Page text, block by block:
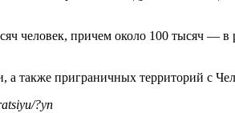
человек, причем около 100 тысяч —
а также приграничных территорий с
?yn